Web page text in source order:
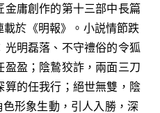
金庸創作的第十三部中長篇
載於《明報》。小説情節跌
明磊落、不守禮俗的令狐
盈；陰鷙狡詐，兩面三刀
算的任我行；絕世無雙，陰
形象生動，引人入勝，深